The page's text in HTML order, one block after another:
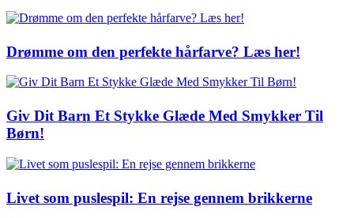
Drømme om den perfekte hårfarve? Læs her!
Giv Dit Barn Et Stykke Glæde Med Smykker Til
Børn!
Livet som puslespil: En rejse gennem brikkerne